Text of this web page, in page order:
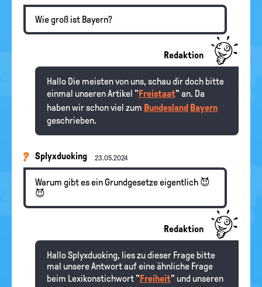
Wie groß ist Bayern?
Redaktion
Hallo Die meisten von uns, schau dir doch bitte
einmal unseren Artikel " Freistaat" an. Da
haben wir schon viel zum Bundesland Bayern
geschrieben.
Splyxduoking 23.05.2024
Warum gibt es ein Grundgesetze eigentlich 😈
😈
Redaktion
Hallo Splyxduoking, lies zu dieser Frage bitte
mal unsere Antwort auf eine ähnliche Frage
beim Lexikonstichwort " Freiheit" und unseren